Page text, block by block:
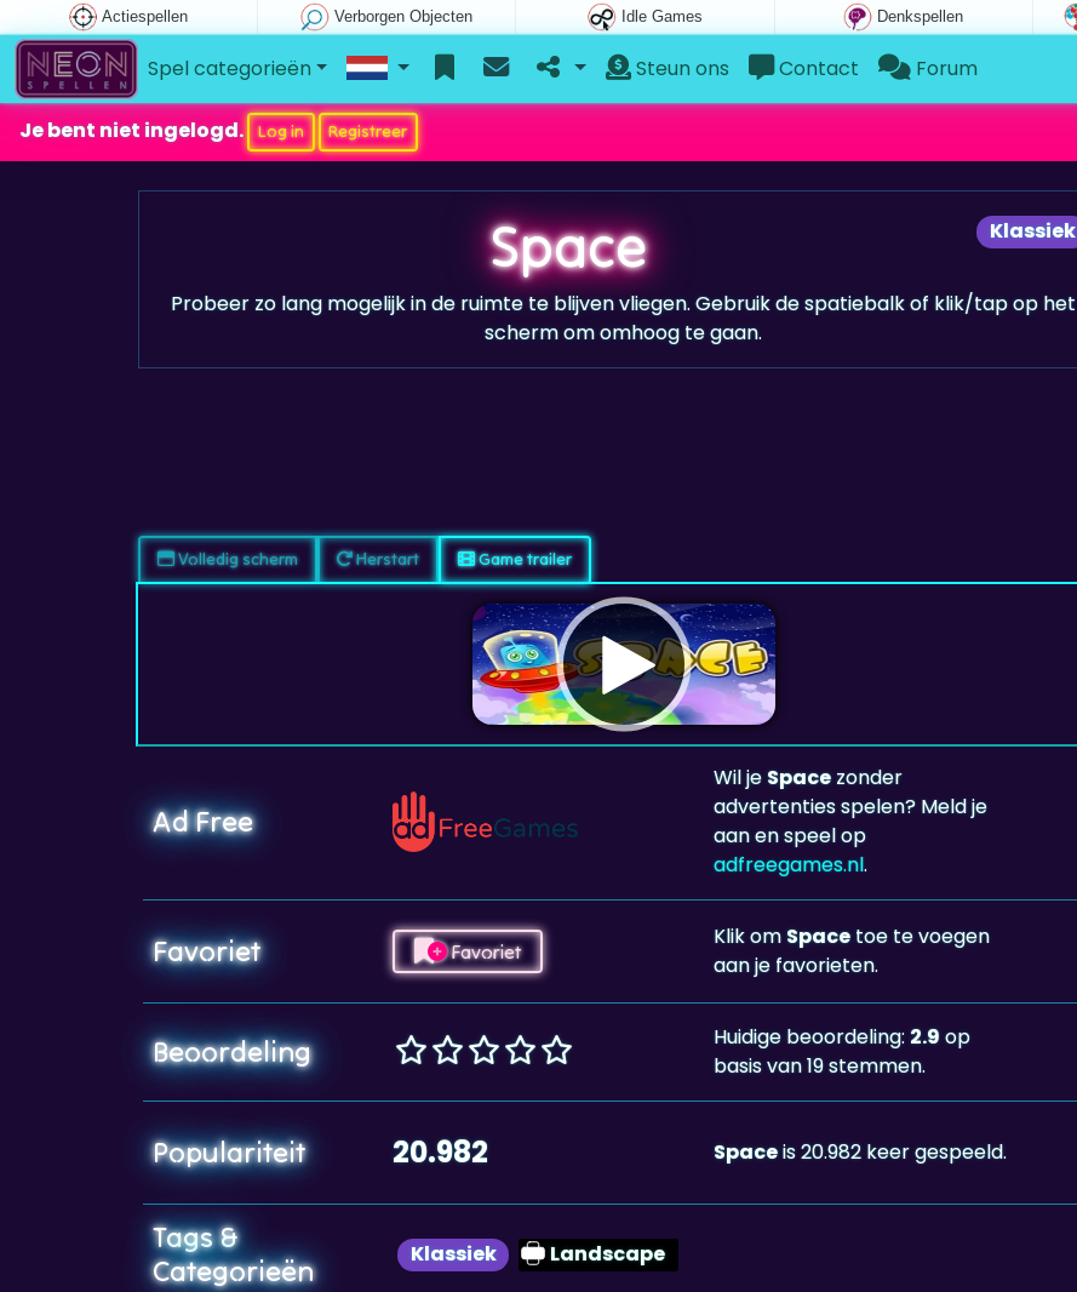
Actiespellen Verborgen Objecten Idle Games Denkspellen
Spel categorieën Steun ons Contact Forum
Je bent niet ingelogd. Log in Registreer
Klassiek
Space
Probeer zo lang mogelijk in de ruimte te blijven vliegen. Gebruik de spatiebalk of klik/tap op het
scherm om omhoog te gaan.
Volledig scherm Herstart Game trailer
Ad Free
Wil jeSpacezonder
advertenties spelen? Meld je
aan en speel op
adfreegames.nl.
Favoriet Favoriet
Klik omSpacetoe te voegen
aan je favorieten.
Beoordeling Huidige beoordeling:2.9op
basis van 19 stemmen.
Populariteit 20.982 Spaceis 20.982 keer gespeeld.
Tags &
Categorieën
Klassiek Landscape